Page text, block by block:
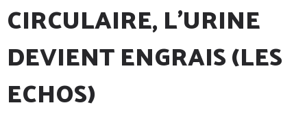
CIRCULAIRE, L’URINE
DEVIENT ENGRAIS (LES
ECHOS)